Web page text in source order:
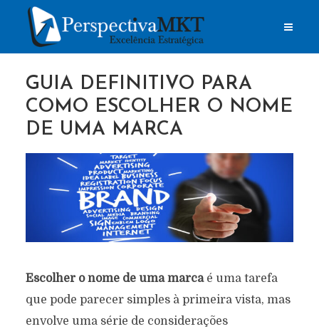
GUIA DEFINITIVO PARA
COMO ESCOLHER O NOME
DE UMA MARCA
Escolher o nome de uma marcaé uma tarefa
que pode parecer simples à primeira vista, mas
envolve uma série de considerações